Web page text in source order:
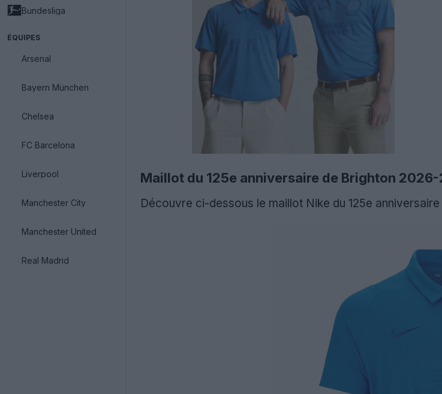
Bundesliga
ÉQUIPES
Arsenal
Bayern München
Chelsea
FC Barcelona
Liverpool
Manchester City
Manchester United
Real Madrid
Maillot du 125e anniversaire de Brighton 2026-
Découvre ci-dessous le maillot Nike du 125e